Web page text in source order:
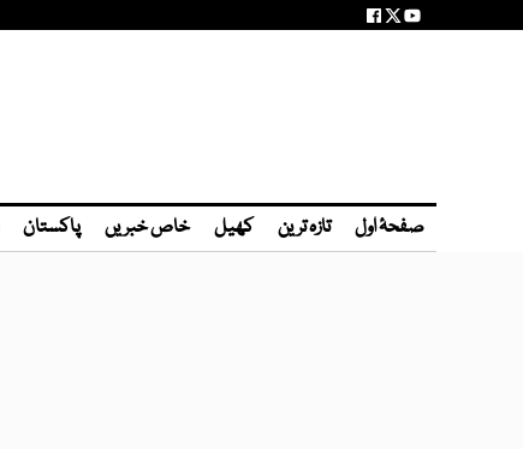
صفحۂ اول تازہ ترین کھیل خاص خبریں پاکستان